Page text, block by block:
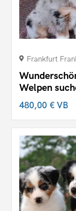
Frankfurt
Welpen
480,00 €VB